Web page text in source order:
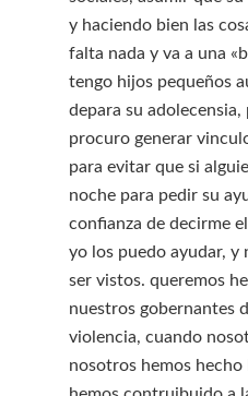
y haciendo bien las
falta nada y va a una
tengo hijos pequeños
depara su adolecensia,
procuro generar
para evitar que si
noche para pedir su
confianza de decirme
yo los puedo ayudar, y
ser vistos. queremos
nuestros gobernantes
violencia, cuando
nosotros hemos